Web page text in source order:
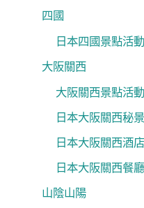
四國
日本四國景點活動
大阪關西
大阪關西景點活動
日本大阪關西秘景
日本大阪關西酒店
日本大阪關西餐廳
山陰山陽